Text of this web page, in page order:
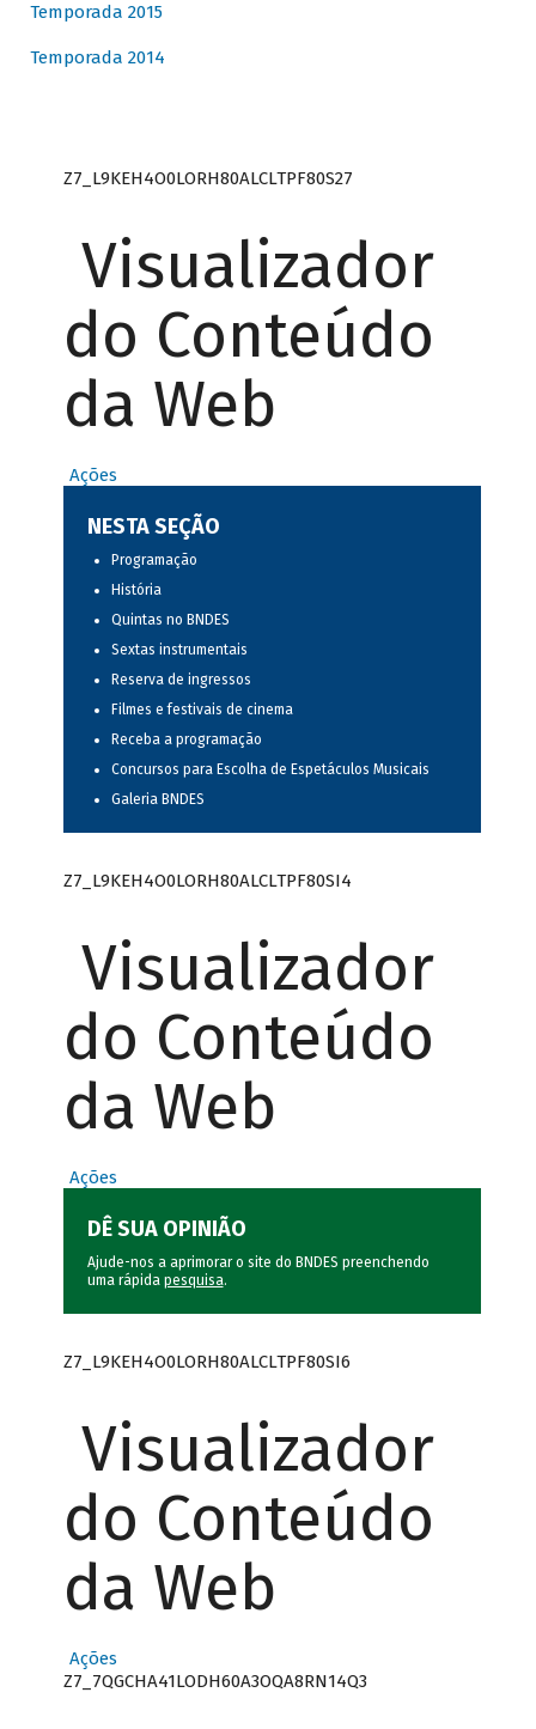
Temporada 2015
Temporada 2014
Z7_L9KEH4O0LORH80ALCLTPF80S27
Visualizador
do Conteúdo
da Web
Ações
NESTA SEÇÃO
Programação
História
Quintas no BNDES
Sextas instrumentais
Reserva de ingressos
Filmes e festivais de cinema
Receba a programação
Concursos para Escolha de Espetáculos Musicais
Galeria BNDES
Z7_L9KEH4O0LORH80ALCLTPF80SI4
Visualizador
do Conteúdo
da Web
Ações
DÊ SUA OPINIÃO
Ajude-nos a aprimorar o site do BNDES preenchendo
uma rápida pesquisa.
Z7_L9KEH4O0LORH80ALCLTPF80SI6
Visualizador
do Conteúdo
da Web
Ações
Z7_7QGCHA41LODH60A3OQA8RN14Q3